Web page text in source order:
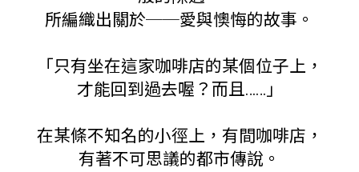
所編織出關於──愛與懊悔的故事。
「只有坐在這家咖啡店的某個位子上，
才能回到過去喔？而且……」
在某條不知名的小徑上，有間咖啡店，
有著不可思議的都市傳說。